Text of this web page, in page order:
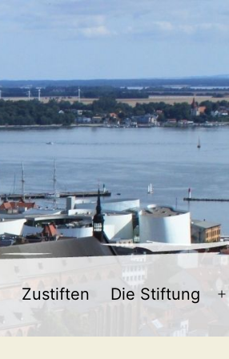
Zustiften Die Stiftung